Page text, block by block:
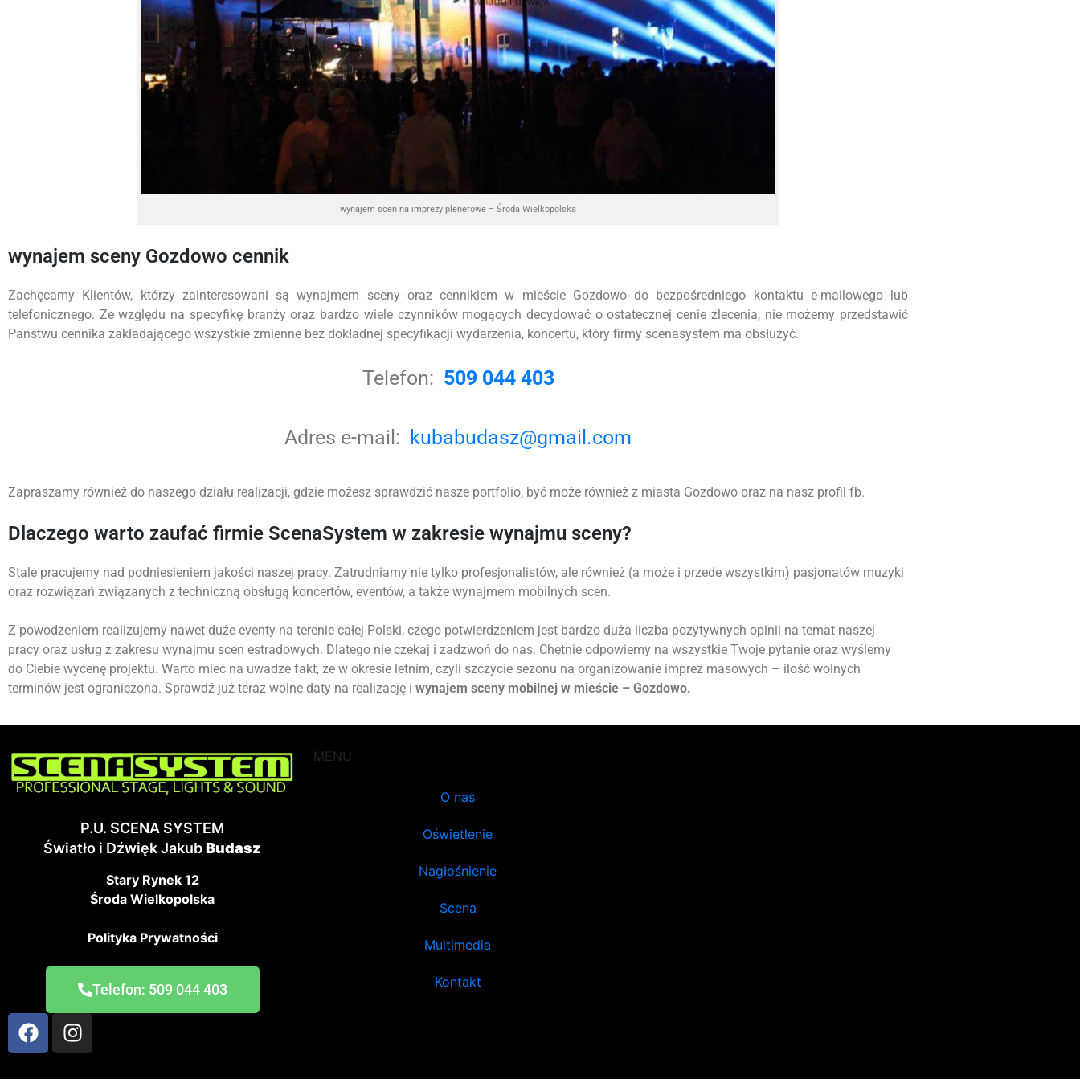
wynajem scen na imprezy plenerowe – Środa Wielkopolska
wynajem sceny Gozdowo cennik
Zachęcamy Klientów, którzy zainteresowani są wynajmem sceny oraz cennikiem w mieście Gozdowo do bezpośredniego kontaktu e-mailowego lub
telefonicznego. Ze względu na specyfikę branży oraz bardzo wiele czynników mogących decydować o ostatecznej cenie zlecenia, nie możemy przedstawić
Państwu cennika zakładającego wszystkie zmienne bez dokładnej specyfikacji wydarzenia, koncertu, który firmy scenasystem ma obsłużyć.
Telefon: 509 044 403
Adres e-mail: kubabudasz@gmail.com
Zapraszamy również do naszego działu realizacji, gdzie możesz sprawdzić nasze portfolio, być może również z miasta Gozdowo oraz na nasz profil fb.
Dlaczego warto zaufać firmie ScenaSystem w zakresie wynajmu sceny?
Stale pracujemy nad podniesieniem jakości naszej pracy. Zatrudniamy nie tylko profesjonalistów, ale również (a może i przede wszystkim) pasjonatów muzyki
oraz rozwiązań związanych z techniczną obsługą koncertów, eventów, a także wynajmem mobilnych scen.
Z powodzeniem realizujemy nawet duże eventy na terenie całej Polski, czego potwierdzeniem jest bardzo duża liczba pozytywnych opinii na temat naszej
pracy oraz usług z zakresu wynajmu scen estradowych. Dlatego nie czekaj i zadzwoń do nas. Chętnie odpowiemy na wszystkie Twoje pytanie oraz wyślemy
do Ciebie wycenę projektu. Warto mieć na uwadze fakt, że w okresie letnim, czyli szczycie sezonu na organizowanie imprez masowych – ilość wolnych
terminów jest ograniczona. Sprawdź już teraz wolne daty na realizację i wynajem sceny mobilnej w mieście – Gozdowo.
P.U. SCENA SYSTEM
Światło i Dźwięk JakubBudasz
Stary Rynek 12
Środa Wielkopolska
Polityka Prywatności
Telefon: 509 044 403
MENU
O nas
Oświetlenie
Nagłośnienie
Scena
Multimedia
Kontakt